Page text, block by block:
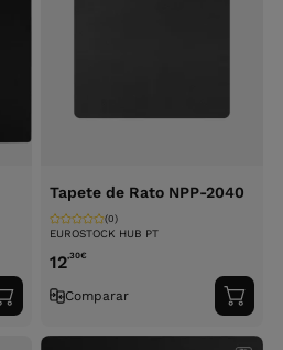
Adicionar
ao
carrinho
Tapete de Rato NPP-2040
EUROSTOCK HUB PT
(0)
12,30€
Comparar
ao